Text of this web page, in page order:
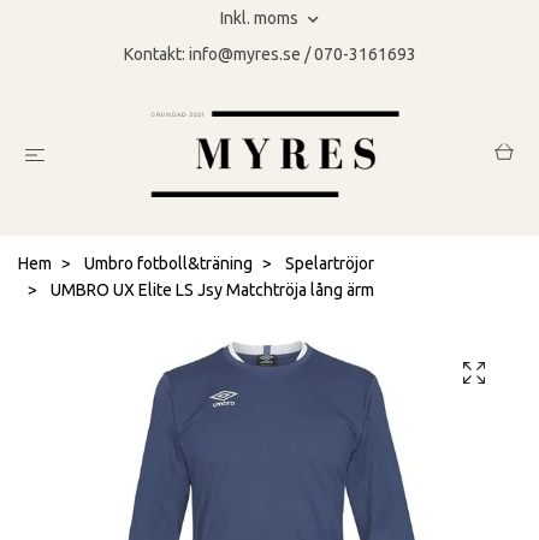
Inkl. moms
Kontakt: info@myres.se / 070-3161693
Hem Umbro fotboll&träning
Spelartröjor
UMBRO UX Elite LS Jsy Matchtröja lång ärm